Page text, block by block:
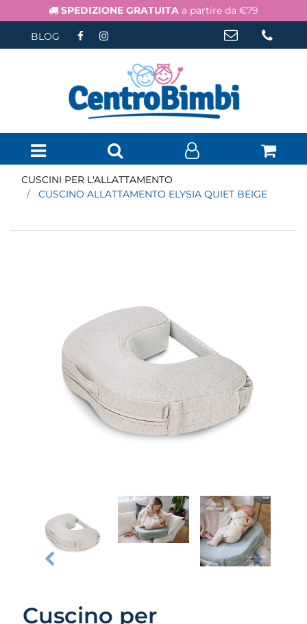
SPEDIZIONE GRATUITA a partire da €79
BLOG
Open menu
CUSCINI PER L'ALLATTAMENTO
CUSCINO ALLATTAMENTO ELYSIA QUIET BEIGE
Cuscino per